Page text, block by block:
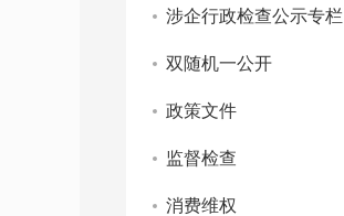
涉企行政检查公示专栏
双随机一公开
政策文件
监督检查
消费维权